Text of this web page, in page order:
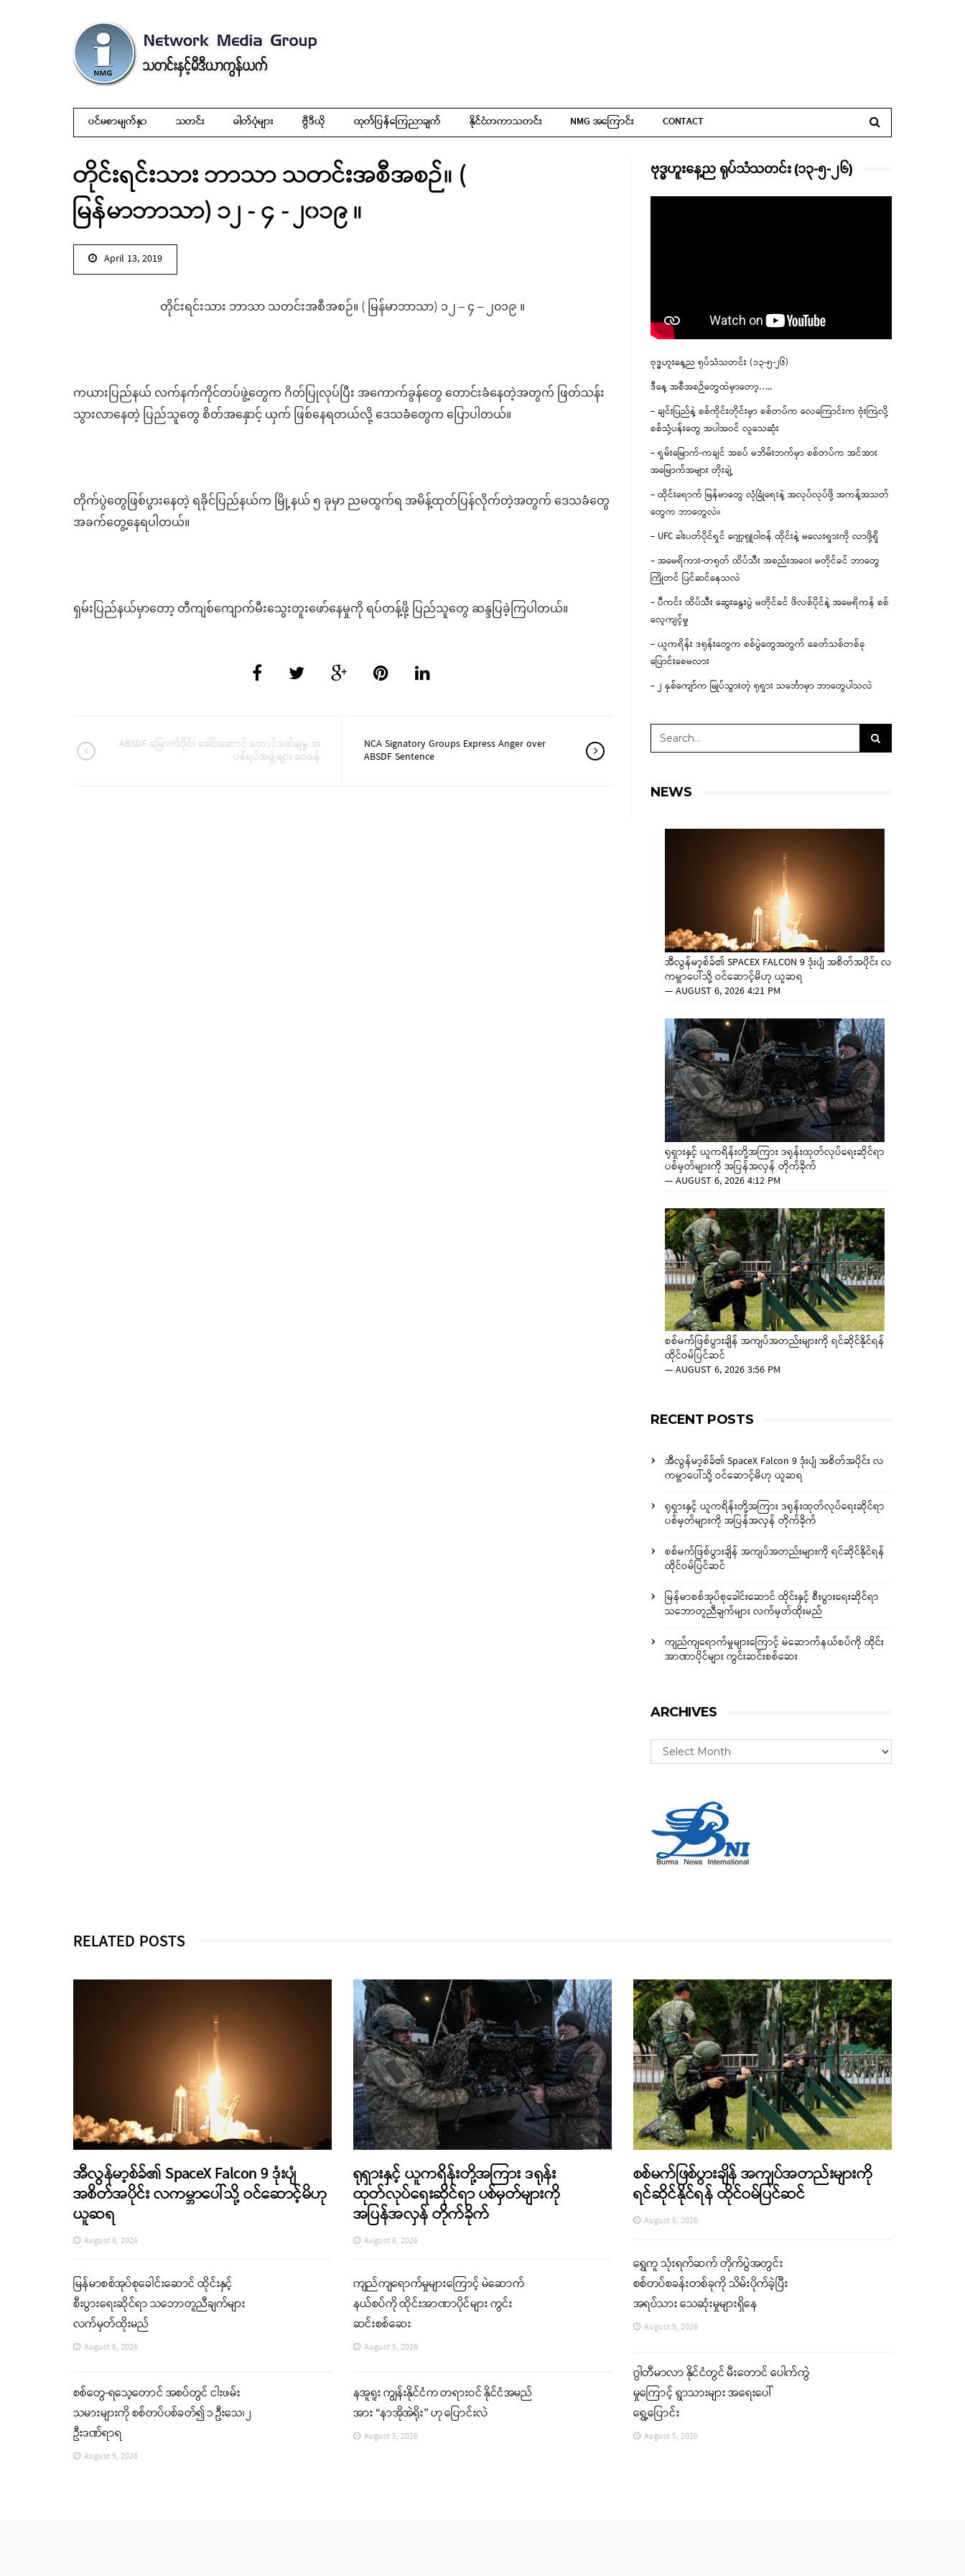
ပင်မစာမျက်နှာ သတင်း ဓါတ်ပုံများ ဗွီဒီယို ထုတ်ပြန်ကြေညာချက် နိုင်ငံတကာသတင်း NMG အကြောင်း CONTACT
တိုင်းရင်းသား ဘာသာ သတင်းအစီအစဉ်။ (
မြန်မာဘာသာ) ၁၂ - ၄ - ၂၀၁၉ ။
April 13, 2019
တိုင်းရင်းသား ဘာသာ သတင်းအစီအစဉ်။ ( မြန်မာဘာသာ) ၁၂ – ၄ – ၂၀၁၉ ။
ကယားပြည်နယ် လက်နက်ကိုင်တပ်ဖွဲ့တွေက ဂိတ်ပြုလုပ်ပြီး အကောက်ခွန်တွေ တောင်းခံနေတဲ့အတွက် ဖြတ်သန်း
သွားလာနေတဲ့ ပြည်သူတွေ စိတ်အနှောင့် ယှက် ဖြစ်နေရတယ်လို့ ဒေသခံတွေက ပြောပါတယ်။
တိုက်ပွဲတွေဖြစ်ပွားနေတဲ့ ရခိုင်ပြည်နယ်က မြို့နယ် ၅ ခုမှာ ညမထွက်ရ အမိန့်ထုတ်ပြန်လိုက်တဲ့အတွက် ဒေသခံတွေ
အခက်တွေ့နေရပါတယ်။
ရှမ်းပြည်နယ်မှာတော့ တီကျစ်ကျောက်မီးသွေးတူးဖော်နေမှုကို ရပ်တန့်ဖို့ ပြည်သူတွေ ဆန္ဒပြခဲ့ကြပါတယ်။
ABSDF မြောက်ပိုင်း ခေါင်းဆောင် ထောင်ဒဏ်ချမှု အ
ပစ်ရပ်အဖွဲ့များ ဝေဖန်
NCA Signatory Groups Express Anger over
ABSDF Sentence
ဗုဒ္ဓဟူးနေ့ည ရုပ်သံသတင်း (၁၃-၅-၂၆)
ဗုဒ္ဓဟူးနေ့ည ရုပ်သံသတင်း (၁၃-၅-၂၆)
ဒီနေ့ အစီအစဉ်တွေထဲမှာတော့…..
– ချင်းပြည်နဲ့ စစ်ကိုင်းတိုင်းမှာ စစ်တပ်က လေကြောင်းက ဗုံးကြဲလို့
စစ်သုံ့ပန်းတွေ အပါအဝင် လူသေဆုံး
– ရှမ်းမြောက်-ကချင် အစပ် မဘိမ်းဘက်မှာ စစ်တပ်က အင်အား
အမြောက်အများ တိုးချဲ့
– ထိုင်းရောက် မြန်မာတွေ လုံခြုံရေးနဲ့ အလုပ်လုပ်ဖို့ အကန့်အသတ်
တွေက ဘာတွေလဲ။
– UFC ခါးပတ်ပိုင်ရှင် ဂျော့ရှူဝါဗန် ထိုင်းနဲ့ မလေးရှားကို လာဖို့ရှိ
– အမေရိကား-တရုတ် ထိပ်သီး အစည်းအဝေး မတိုင်ခင် ဘာတွေ
ကြိုတင် ပြင်ဆင်နေသလဲ
– ပီကင်း ထိပ်သီး ဆွေးနွေးပွဲ မတိုင်ခင် ဖိလစ်ပိုင်နဲ့ အမေရိကန် စစ်
လေ့ကျင့်မှု
– ယူကရိန်း ဒရုန်းတွေက စစ်ပွဲတွေအတွက် ခေတ်သစ်တစ်ခု
ပြောင်းစေမလား
– ၂ နှစ်ကျော်က မြုပ်သွားတဲ့ ရုရှား သင်္ဘောမှာ ဘာတွေပါသလဲ
NEWS
အီလွန်မာ့စ်ခ်၏ SPACEX FALCON 9 ဒုံးပျံ အစိတ်အပိုင်း လ
ကမ္ဘာပေါ်သို့ ဝင်ဆောင့်မိဟု ယူဆရ
—AUGUST 6, 2026 4:21 PM
ရုရှားနှင့် ယူကရိန်းတို့အကြား ဒရုန်းထုတ်လုပ်ရေးဆိုင်ရာ
ပစ်မှတ်များကို အပြန်အလှန် တိုက်ခိုက်
—AUGUST 6, 2026 4:12 PM
စစ်မက်ဖြစ်ပွားချိန် အကျပ်အတည်းများကို ရင်ဆိုင်နိုင်ရန်
ထိုင်ဝမ်ပြင်ဆင်
—AUGUST 6, 2026 3:56 PM
RECENT POSTS
အီလွန်မာ့စ်ခ်၏ SpaceX Falcon 9 ဒုံးပျံ အစိတ်အပိုင်း လ
ကမ္ဘာပေါ်သို့ ဝင်ဆောင့်မိဟု ယူဆရ
ရုရှားနှင့် ယူကရိန်းတို့အကြား ဒရုန်းထုတ်လုပ်ရေးဆိုင်ရာ
ပစ်မှတ်များကို အပြန်အလှန် တိုက်ခိုက်
စစ်မက်ဖြစ်ပွားချိန် အကျပ်အတည်းများကို ရင်ဆိုင်နိုင်ရန်
ထိုင်ဝမ်ပြင်ဆင်
မြန်မာစစ်အုပ်စုခေါင်းဆောင် ထိုင်းနှင့် စီးပွားရေးဆိုင်ရာ
သဘောတူညီချက်များ လက်မှတ်ထိုးမည်
ကျည်ကျရောက်မှုများကြောင့် မဲဆောက်နယ်စပ်ကို ထိုင်း
အာဏာပိုင်များ ကွင်းဆင်းစစ်ဆေး
ARCHIVES
RELATED POSTS
အီလွန်မာ့စ်ခ်၏ SpaceX Falcon 9 ဒုံးပျံ
အစိတ်အပိုင်း လကမ္ဘာပေါ်သို့ ဝင်ဆောင့်မိဟု
ယူဆရ
August 6, 2026
မြန်မာစစ်အုပ်စုခေါင်းဆောင် ထိုင်းနှင့်
စီးပွားရေးဆိုင်ရာ သဘောတူညီချက်များ
လက်မှတ်ထိုးမည်
August 6, 2026
စစ်တွေ-ရသေ့တောင် အစပ်တွင် ငါးဖမ်း
သမားများကို စစ်တပ်ပစ်ခတ်၍ ၁ ဦးသေ၊ ၂
ဦးဒဏ်ရာရ
August 5, 2026
ရုရှားနှင့် ယူကရိန်းတို့အကြား ဒရုန်း
ထုတ်လုပ်ရေးဆိုင်ရာ ပစ်မှတ်များကို
အပြန်အလှန် တိုက်ခိုက်
August 6, 2026
ကျည်ကျရောက်မှုများကြောင့် မဲဆောက်
နယ်စပ်ကို ထိုင်းအာဏာပိုင်များ ကွင်း
ဆင်းစစ်ဆေး
August 5, 2026
နအူရူး ကျွန်းနိုင်ငံက တရားဝင် နိုင်ငံအမည်
အား “နာအိုအဲရိုး” ဟု ပြောင်းလဲ
August 5, 2026
စစ်မက်ဖြစ်ပွားချိန် အကျပ်အတည်းများကို
ရင်ဆိုင်နိုင်ရန် ထိုင်ဝမ်ပြင်ဆင်
August 6, 2026
ရွှေကူ သုံးရက်ဆက် တိုက်ပွဲအတွင်း
စစ်တပ်စခန်းတစ်ခုကို သိမ်းပိုက်ခဲ့ပြီး
အရပ်သား သေဆုံးမှုများရှိနေ
August 5, 2026
ဂွါတီမာလာ နိုင်ငံတွင် မီးတောင် ပေါက်ကွဲ
မှုကြောင့် ရွာသားများ အရေးပေါ်
ရွှေ့ပြောင်း
August 5, 2026